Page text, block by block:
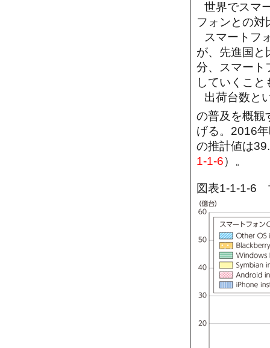
世界でスマ
フォンとの対
スマートフ
が、先進国と
分、スマート
していくこ
出荷台数と
の普及を概観
げる。2016
の推計値は
1-1-6）。
図表1-1-1-6